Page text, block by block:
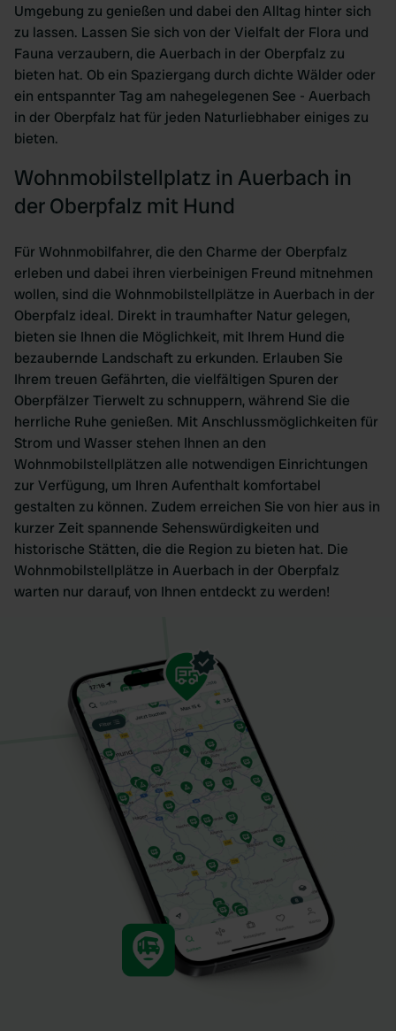
Umgebung zu genießen und dabei den Alltag hinter sich
zu lassen. Lassen Sie sich von der Vielfalt der Flora und
Fauna verzaubern, die Auerbach in der Oberpfalz zu
bieten hat. Ob ein Spaziergang durch dichte Wälder oder
ein entspannter Tag am nahegelegenen See - Auerbach
in der Oberpfalz hat für jeden Naturliebhaber einiges zu
bieten.
Wohnmobilstellplatz in Auerbach in
der Oberpfalz mit Hund
Für Wohnmobilfahrer, die den Charme der Oberpfalz
erleben und dabei ihren vierbeinigen Freund mitnehmen
wollen, sind die Wohnmobilstellplätze in Auerbach in der
Oberpfalz ideal. Direkt in traumhafter Natur gelegen,
bieten sie Ihnen die Möglichkeit, mit Ihrem Hund die
bezaubernde Landschaft zu erkunden. Erlauben Sie
Ihrem treuen Gefährten, die vielfältigen Spuren der
Oberpfälzer Tierwelt zu schnuppern, während Sie die
herrliche Ruhe genießen. Mit Anschlussmöglichkeiten für
Strom und Wasser stehen Ihnen an den
Wohnmobilstellplätzen alle notwendigen Einrichtungen
zur Verfügung, um Ihren Aufenthalt komfortabel
gestalten zu können. Zudem erreichen Sie von hier aus in
kurzer Zeit spannende Sehenswürdigkeiten und
historische Stätten, die die Region zu bieten hat. Die
Wohnmobilstellplätze in Auerbach in der Oberpfalz
warten nur darauf, von Ihnen entdeckt zu werden!